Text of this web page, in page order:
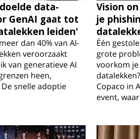
data-
GenAI gaat tot
leiden'
dan 40% van AI-
veroorzaakt
van generatieve AI
heen,
snelle adoptie
Vision
je
Één
grote
voorkom
Copaco in
event,